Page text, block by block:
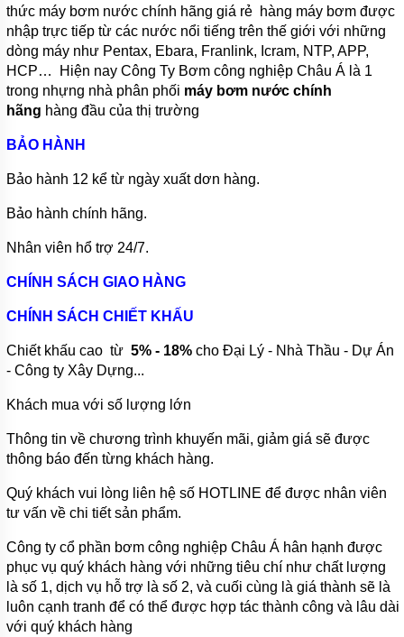
MÁY
BƠM
TUẦN
HOÀN
NƯỚC
NÓNG
SỤC
CHÌM
MÁY
BƠM
BƠM
GIA
ĐÌNH
MÁY
HÚT
KHÔNG
ĐỘNG
CƠ
DIESEL
MÁY
BƠM TỰ
QEEHUA-
CHINA
BULY
TRỢ
BƠM
thức máy bơm nước chính hãng giá rẻ hàng máy bơm được
nhập trực tiếp từ các nước nổi tiếng trên thế giới với những
dòng máy như Pentax, Ebara, Franlink, Icram, NTP, APP,
HCP… Hiện nay Công Ty Bơm công nghiệp Châu Á là 1
trong nhựng nhà phân phối máy bơm nước chính
hãng hàng đầu của thị trường
BẢO HÀNH
Bảo hành 12 kể từ ngày xuất dơn hàng.
Bảo hành chính hãng.
Nhân viên hổ trợ 24/7.
CHÍNH SÁCH GIAO HÀNG
CHÍNH SÁCH CHIẾT KHẤU
Chiết khấu cao từ 5% - 18% cho Đại Lý - Nhà Thầu - Dự Án
- Công ty Xây Dựng...
Khách mua với số lượng lớn
Thông tin về chương trình khuyến mãi, giảm giá sẽ được
thông báo đến từng khách hàng.
Quý khách vui lòng liên hệ số HOTLINE để được nhân viên
tư vấn về chi tiết sản phẩm.
Công ty cổ phần bơm công nghiệp Châu Á hân hạnh được
phục vụ quý khách hàng với những tiêu chí như chất lượng
là số 1, dịch vụ hỗ trợ là số 2, và cuối cùng là giá thành sẽ là
luôn cạnh tranh để có thể được hợp tác thành công và lâu dài
với quý khách hàng